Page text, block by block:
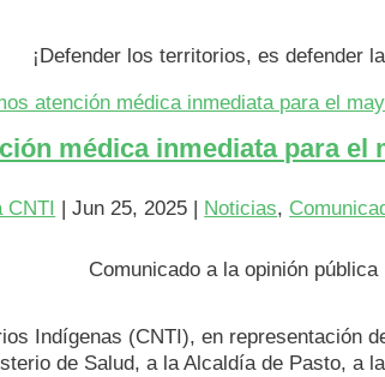
¡Defender los territorios, es defender
médica inmediata para el
CNTI |Jun 25, 2025 | Noticias,
Comunicado a la opinión pública
Indígenas (CNTI), en representación
de Salud, a la Alcaldía de Pasto, a